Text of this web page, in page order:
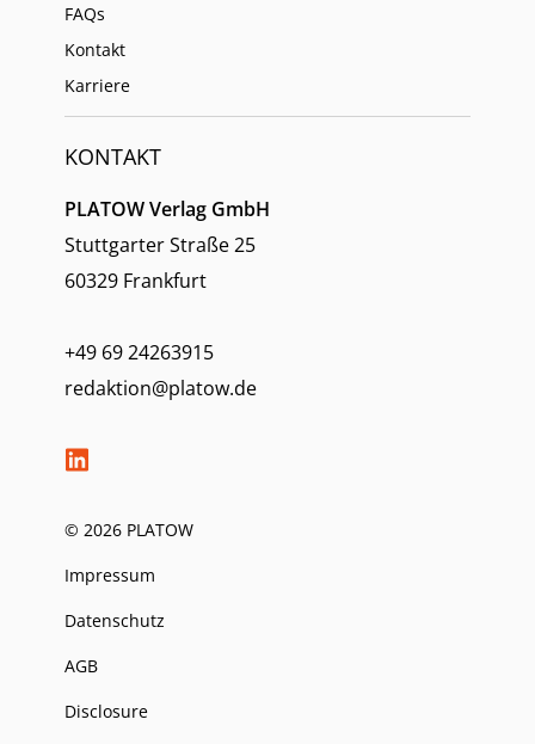
FAQs
Kontakt
Karriere
KONTAKT
PLATOW Verlag GmbH
Stuttgarter Straße 25
60329 Frankfurt
+49 69 24263915
redaktion@platow.de
© 2026 PLATOW
Impressum
Datenschutz
AGB
Disclosure